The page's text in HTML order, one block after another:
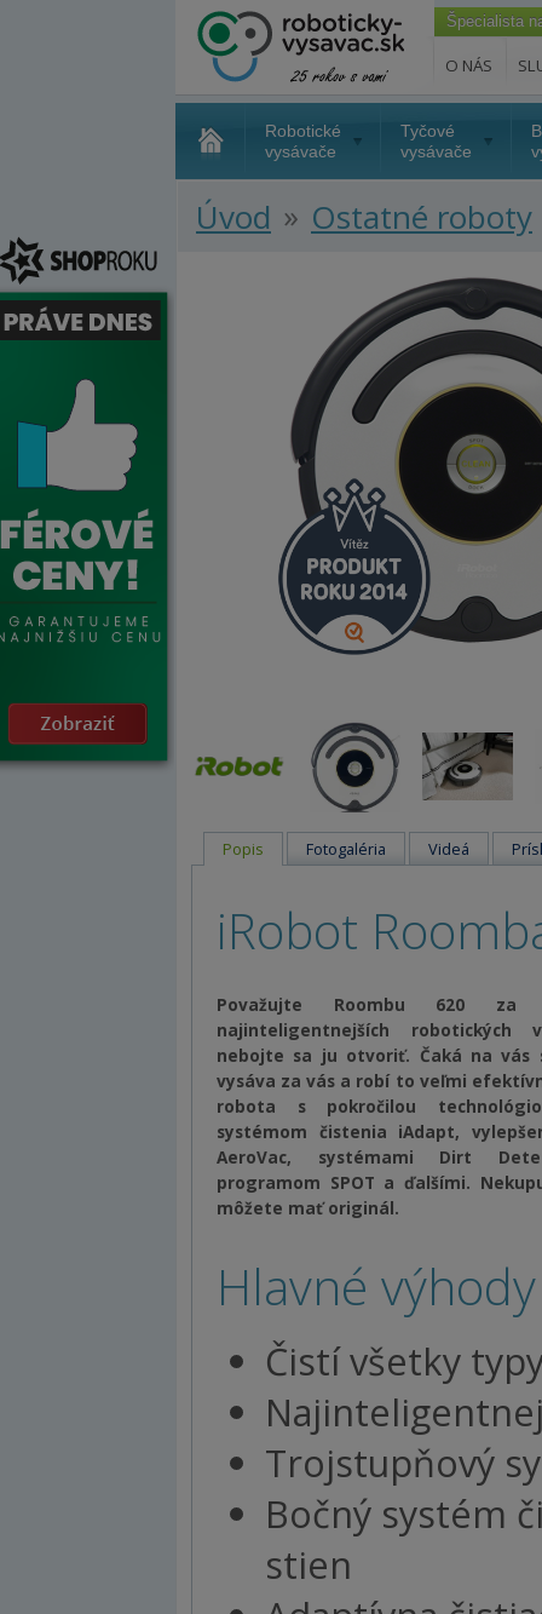
Špecialista
O NÁS
Robotické
vysávače
Tyčové
vysávače
Úvod » Ostatné roboty
Popis Fotogaléria Videá
iRobot
Považujte Roombu 620
najinteligentnejších robotických
nebojte sa ju otvoriť. Čaká na
vysáva za vás a robí to veľmi
robota s pokročilou
systémom čistenia iAdapt,
AeroVac, systémami Dirt
programom SPOT a ďalšími.
môžete mať originál.
Hlavné
Čistí všetky
Trojstupňový
Bočný systém
stien